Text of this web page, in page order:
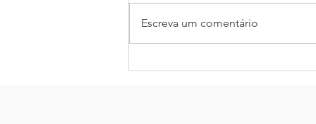
Escreva um comentário